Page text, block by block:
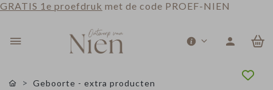
GRATIS 1e proefdruk met de code PROEF-NIEN
Geboorte - extra producten